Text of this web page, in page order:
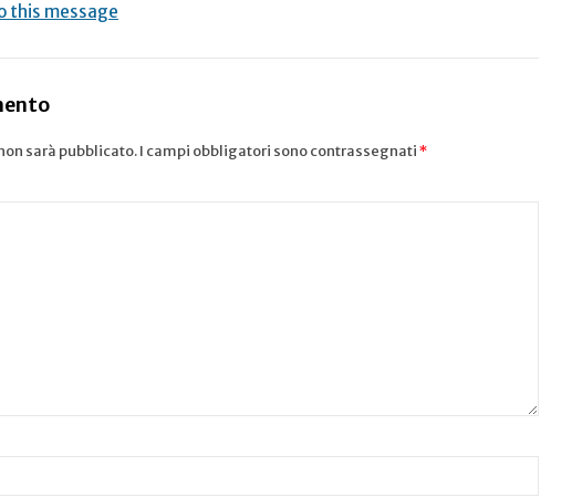
this message
sarà pubblicato.I campi obbligatori sono contrassegnati*